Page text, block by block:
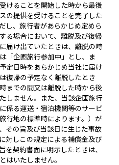
けることを開始した時から最後
の提供を受けることを完了した
し、旅行者があらかじめ定めら
る場合において、離脱及び復帰
届け出ていたときは、離脱の時
「企画旅行参加中」とし、ま
定日時をあらかじめ当社に届け
復帰の予定なく離脱したとき
までの間又は離脱した時から後
しません。また、当該企画旅行
係る運送・宿泊機関等のサービ
行地の標準時によります。）が
その旨及び当該日に生じた事故
対しこの規定による補償金及び
を契約書面に明示したときは、
はいたしません。